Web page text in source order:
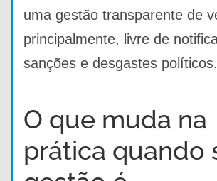
uma gestão transparente de
principalmente, livre de
sanções e desgastes políticos.
O que muda na
prática quando